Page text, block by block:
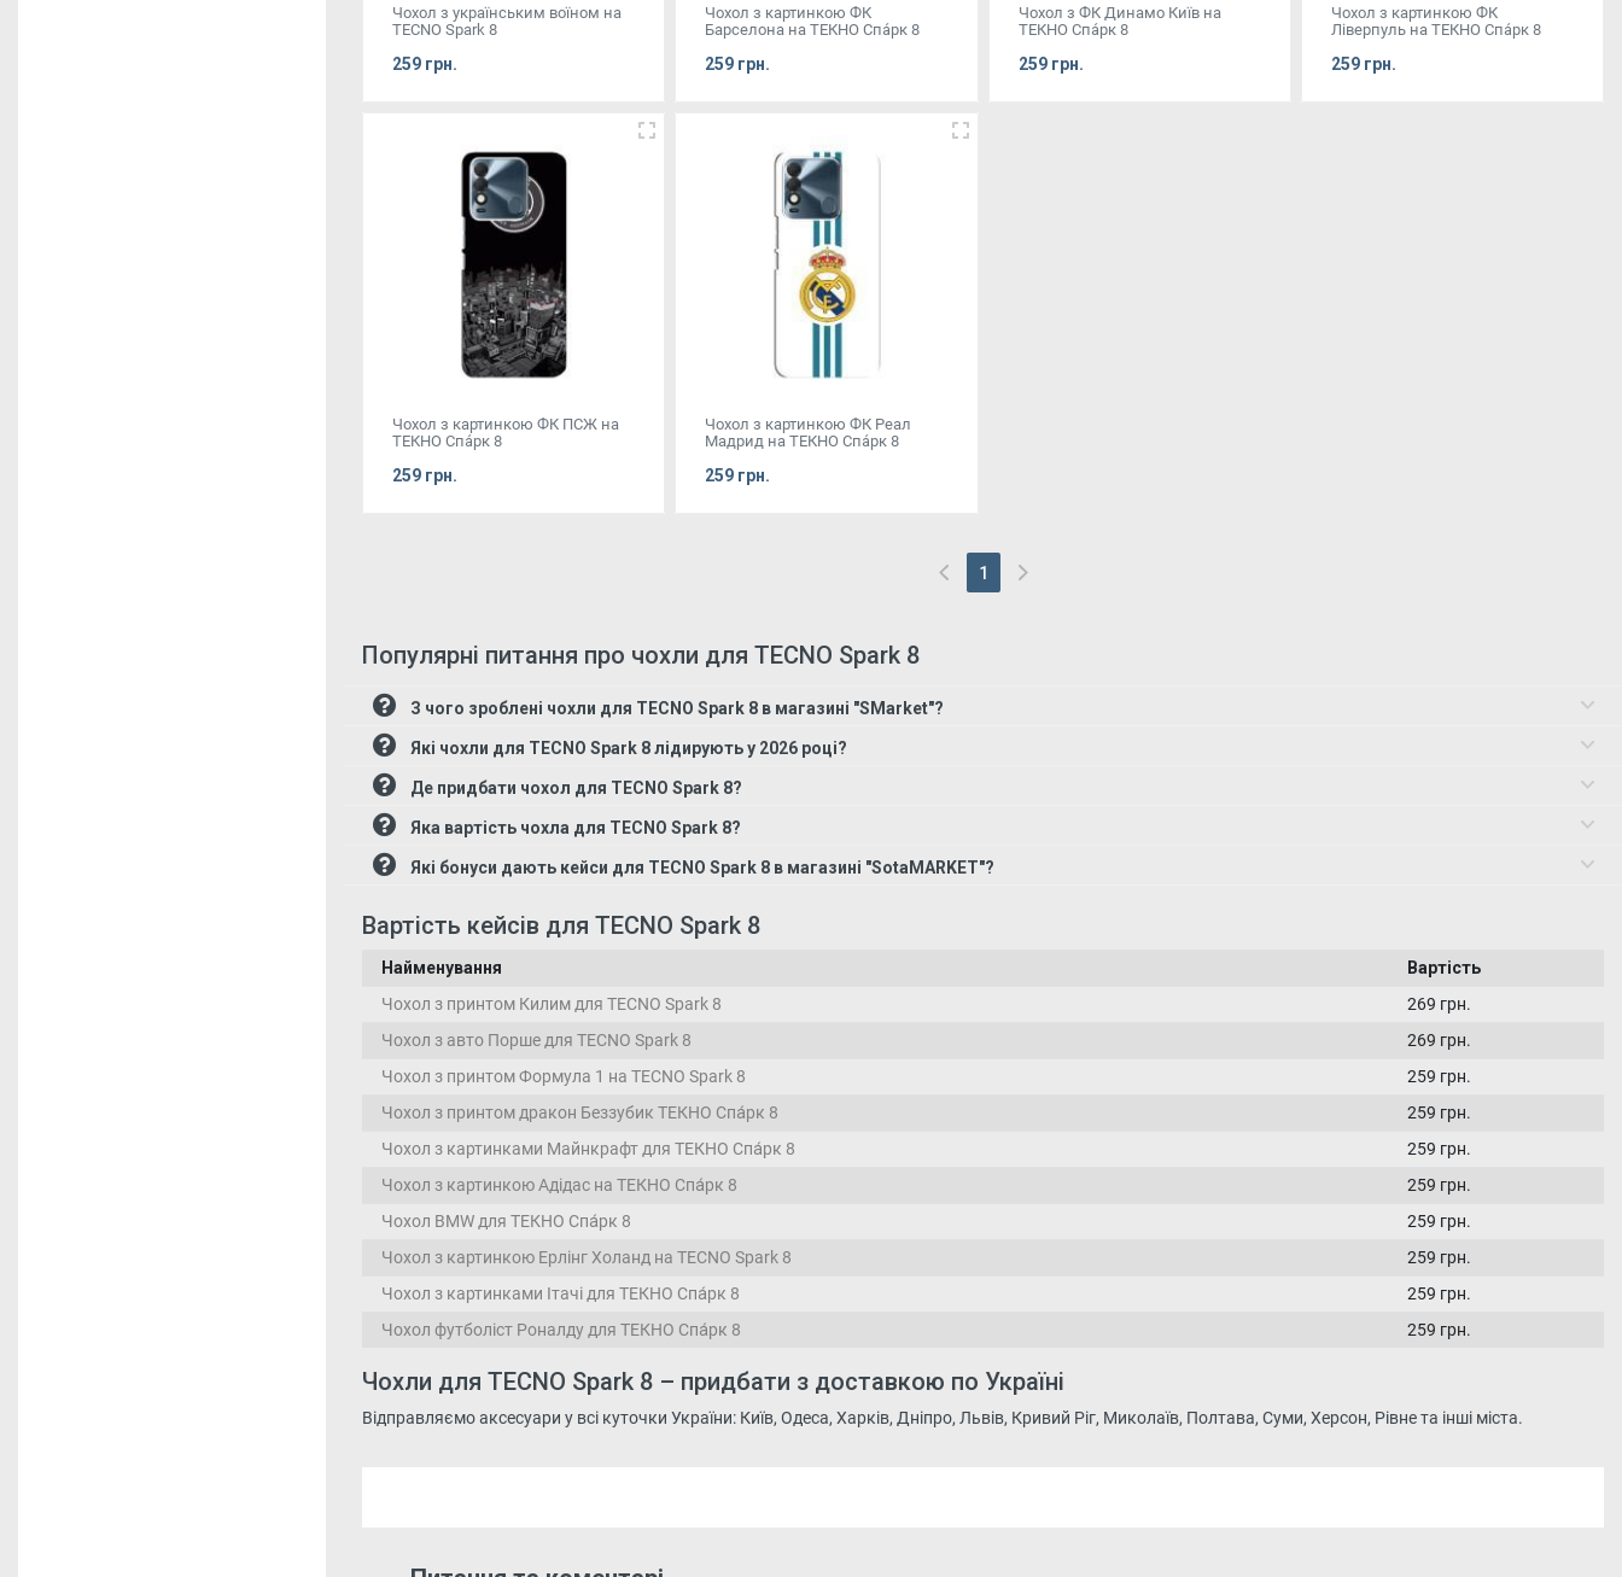
Чохол з українським воїном на
TECNO Spark 8
259 грн.
Чохол з картинкою ФК
Барселона на ТЕКНО Спа́рк 8
259 грн.
Чохол з ФК Динамо Київ на
ТЕКНО Спа́рк 8
259 грн.
Чохол з картинкою ФК
Ліверпуль на ТЕКНО Спа́рк 8
259 грн.
Чохол з картинкою ФК ПСЖ на
ТЕКНО Спа́рк 8
259 грн.
Чохол з картинкою ФК Реал
Мадрид на ТЕКНО Спа́рк 8
259 грн.
1
(current)
Популярні питання про чохли для TECNO Spark 8
З чого зроблені чохли для TECNO Spark 8 в магазині "SMarket"?
Які чохли для TECNO Spark 8 лідирують у 2026 році?
Де придбати чохол для TECNO Spark 8?
Яка вартість чохла для TECNO Spark 8?
Які бонуси дають кейси для TECNO Spark 8 в магазині "SotaMARKET"?
Вартість кейсів для TECNO Spark 8
Найменування
Вартість
Чохол з принтом Килим для TECNO Spark 8
269 грн.
Чохол з авто Порше для TECNO Spark 8
269 грн.
Чохол з принтом Формула 1 на TECNO Spark 8
259 грн.
Чохол з принтом дракон Беззубик ТЕКНО Спа́рк 8
259 грн.
Чохол з картинками Майнкрафт для ТЕКНО Спа́рк 8
259 грн.
Чохол з картинкою Адідас на ТЕКНО Спа́рк 8
259 грн.
Чохол BMW для ТЕКНО Спа́рк 8
259 грн.
Чохол з картинкою Ерлінг Холанд на TECNO Spark 8
259 грн.
Чохол з картинками Ітачі для ТЕКНО Спа́рк 8
259 грн.
Чохол футболіст Роналду для ТЕКНО Спа́рк 8
259 грн.
Чохли для TECNO Spark 8 – придбати з доставкою по Україні
Відправляємо аксесуари у всі куточки України: Київ, Одеса, Харків, Дніпро, Львів, Кривий Ріг, Миколаїв, Полтава, Суми, Херсон, Рівне та інші міста.